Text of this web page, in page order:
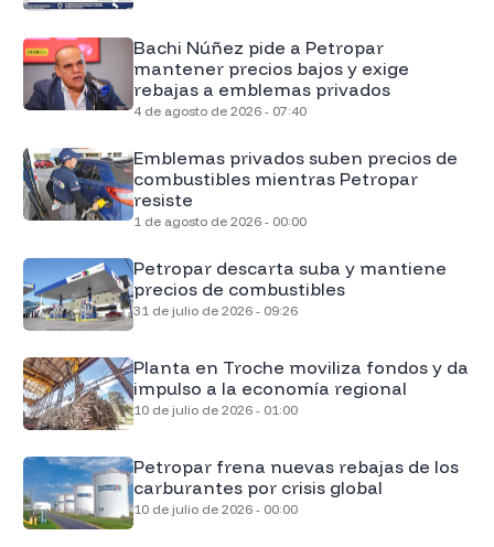
Bachi Núñez pide a Petropar
mantener precios bajos y exige
rebajas a emblemas privados
4 de agosto de 2026 - 07:40
Emblemas privados suben precios de
combustibles mientras Petropar
resiste
1 de agosto de 2026 - 00:00
Petropar descarta suba y mantiene
precios de combustibles
31 de julio de 2026 - 09:26
Planta en Troche moviliza fondos y da
impulso a la economía regional
10 de julio de 2026 - 01:00
Petropar frena nuevas rebajas de los
carburantes por crisis global
10 de julio de 2026 - 00:00